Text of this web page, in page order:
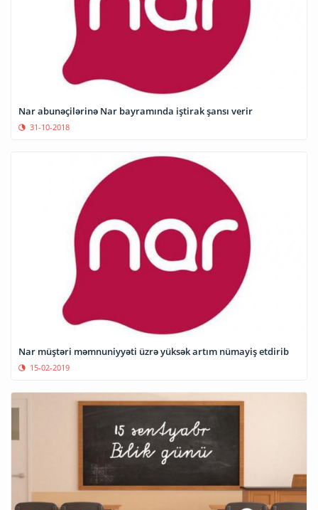
Nar abunəçilərinə Nar bayramında iştirak şansı verir
31-10-2018
Nar müştəri məmnuniyyəti üzrə yüksək artım nümayiş etdirib
15-02-2019